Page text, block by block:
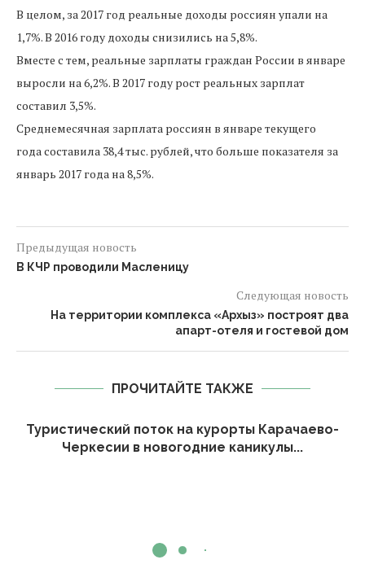
В целом, за 2017 год реальные доходы россиян упали на
1,7%. В 2016 году доходы снизились на 5,8%.
Вместе с тем, реальные зарплаты граждан России в январе
выросли на 6,2%. В 2017 году рост реальных зарплат
составил 3,5%.
Среднемесячная зарплата россиян в январе текущего
года составила 38,4 тыс. рублей, что больше показателя за
январь 2017 года на 8,5%.
Предыдущая новость
В КЧР проводили Масленицу
Следующая новость
На территории комплекса «Архыз» построят два
апарт-отеля и гостевой дом
ПРОЧИТАЙТЕ ТАКЖЕ
Туристический поток на курорты Карачаево-
Черкесии в новогодние каникулы...